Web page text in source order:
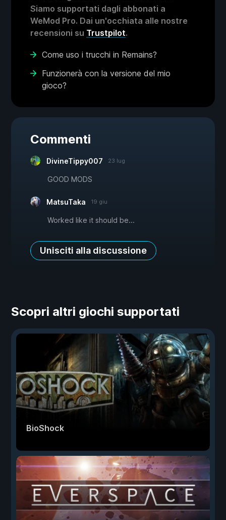
Siamo supportati dagli abbonati a
WeMod Pro. Dai un'occhiata alle nostre
recensioni su Trustpilot.
Come uso i trucchi in Remains?
Funzionerà con la versione del mio
gioco?
Commenti
DivineTippy007 23 lug
GOOD MODS
MatsuTaka 19 giu
Worked like it should be...
Unisciti alla discussione
Scopri altri giochi supportati
BioShock